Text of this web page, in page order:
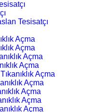
Tesisatçı
Açma
Açma
Açma
Açma
Açma
Açma
Açma
Açma
Açma